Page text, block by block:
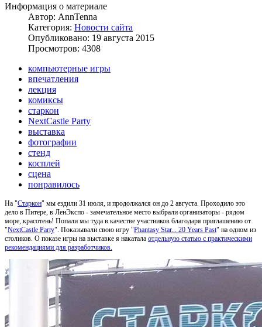
Информация о материале
Автор: AnnTenna
Категория: Новости сайта
Опубликовано: 19 августа 2015
Просмотров: 4308
компьютерные игры
впечатления
лекция
комиксы
старкон
NextCastle Party
выставка
фотографии
стенд
косплей
сцена
понравилось
На "Старкон" мы ездили 31 июля, и продолжался он до 2 августа. Проходило это
дело в Питере, в ЛенЭкспо - замечательное место выбрали организаторы - рядом
море, красотень! Попали мы туда в качестве участников благодаря приглашению от
"NextCastle Party". Показывали свою игру "Phantasy Star... 20 Years Past" на одном из
столиков. О показе игры на выставке я накатала отдельную статью с практическими
рекомендациями для разработчиков.